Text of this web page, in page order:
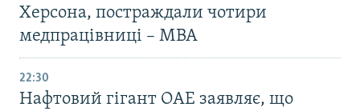
Херсона, постраждали чотири
медпрацівниці – МВА
22:30
Нафтовий гігант ОАЕ заявляє, що